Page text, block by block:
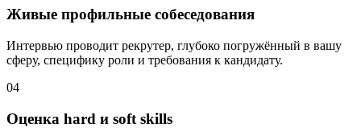
Живые профильные собеседования
Интервью проводит рекрутер, глубоко погружённый в вашу
сферу, специфику роли и требования к кандидату.
04
Оценка hard и soft skills